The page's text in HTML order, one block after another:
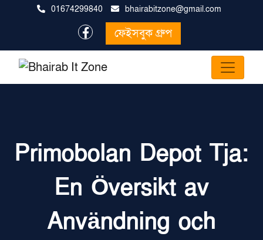
01674299840 bhairabitzone@gmail.com
ফেইসবুক গ্রুপ
Primobolan Depot Tja:
En Översikt av
Användning och